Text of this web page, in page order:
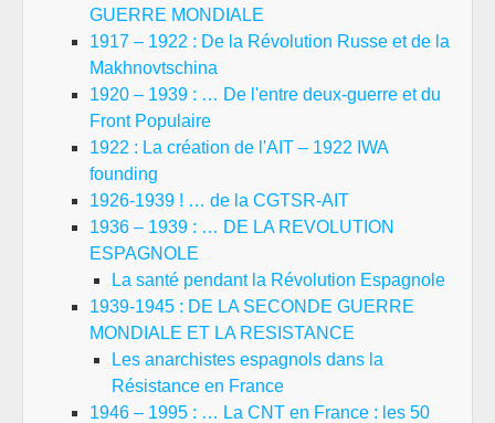
GUERRE MONDIALE
1917 – 1922 : De la Révolution Russe et de la
Makhnovtschina
1920 – 1939 : … De l'entre deux-guerre et du
Front Populaire
1922 : La création de l'AIT – 1922 IWA
founding
1926-1939 ! … de la CGTSR-AIT
1936 – 1939 : … DE LA REVOLUTION
ESPAGNOLE
La santé pendant la Révolution Espagnole
1939-1945 : DE LA SECONDE GUERRE
MONDIALE ET LA RESISTANCE
Les anarchistes espagnols dans la
Résistance en France
1946 – 1995 : … La CNT en France : les 50